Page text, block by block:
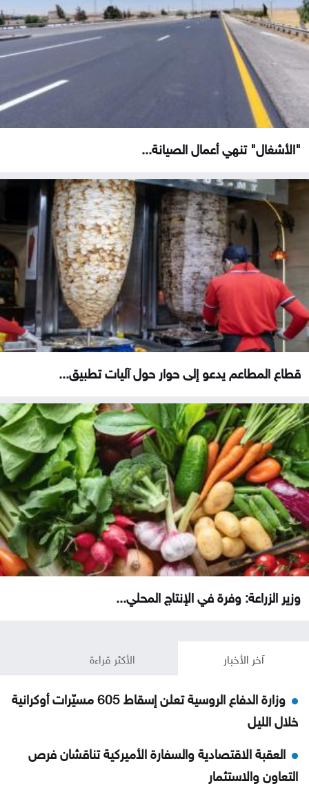
"الأشغال" تنهي أعمال الصيانة...
قطاع المطاعم يدعو إلى حوار حول آليات تطبيق...
وزير الزراعة: وفرة في الإنتاج المحلي...
آخر الأخبار الأكثر قراءة
وزارة الدفاع الروسية تعلن إسقاط 605 مسيّرات أوكرانية
خلال الليل
العقبة الاقتصادية والسفارة الأميركية تناقشان فرص
التعاون والاستثمار